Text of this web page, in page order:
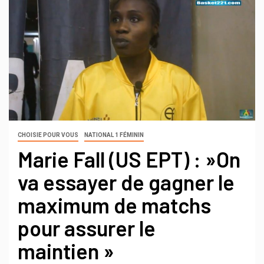
CHOISIE POUR VOUS NATIONAL 1 FÉMININ
Marie Fall (US EPT) : »On
va essayer de gagner le
maximum de matchs
pour assurer le
maintien »